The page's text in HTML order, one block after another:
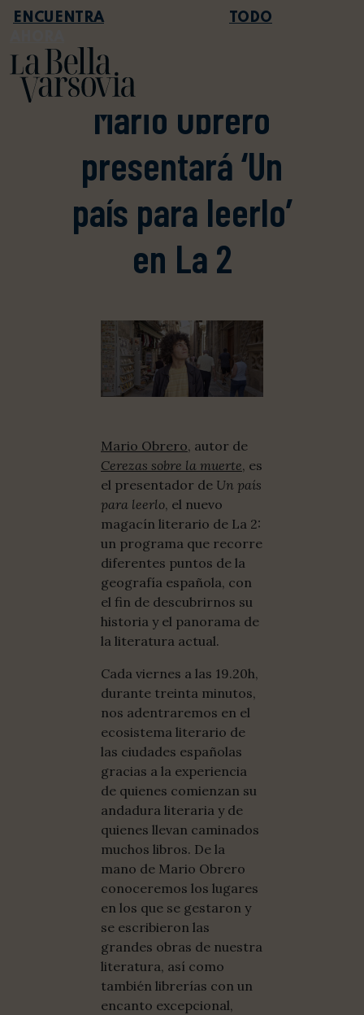
TODO
Mario Obrero
presentará ‘Un
país para leerlo’
en La 2
Mario Obrero, autor de
Cerezas sobre la muerte, es
el presentador de Un país
para leerlo, el nuevo
magacín literario de La 2:
un programa que recorre
diferentes puntos de la
geografía española, con
el fin de descubrirnos su
historia y el panorama de
la literatura actual.
Cada viernes a las 19.20h,
durante treinta minutos,
nos adentraremos en el
ecosistema literario de
las ciudades españolas
gracias a la experiencia
de quienes comienzan su
andadura literaria y de
quienes llevan caminados
muchos libros. De la
mano de Mario Obrero
conoceremos los lugares
en los que se gestaron y
se escribieron las
grandes obras de nuestra
literatura, así como
también librerías con un
encanto excepcional,